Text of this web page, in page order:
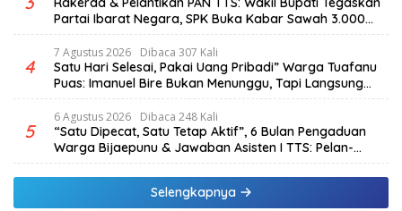
Partai Ibarat Negara, SPK Buka Kabar Sawah 3.000
Hektar & Larangan Politik Uang
4
7 Agustus 2026 Dibaca 307 Kali
Satu Hari Selesai, Pakai Uang Pribadi” Warga Tuafanu
Puas: Imanuel Bire Bukan Menunggu, Tapi Langsung
Bekerja
5
6 Agustus 2026 Dibaca 248 Kali
“Satu Dipecat, Satu Tetap Aktif”, 6 Bulan Pengaduan
Warga Bijaepunu & Jawaban Asisten I TTS: Pelan-
pelan, Tapi Pasti.
Selengkapnya